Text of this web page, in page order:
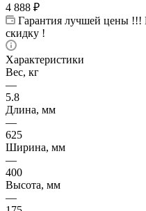
4 888 ₽
Гарантия лучшей цены !!!
скидку !
Характеристики
Вес, кг
—
5.8
Длина, мм
—
625
Ширина, мм
—
400
Высота, мм
—